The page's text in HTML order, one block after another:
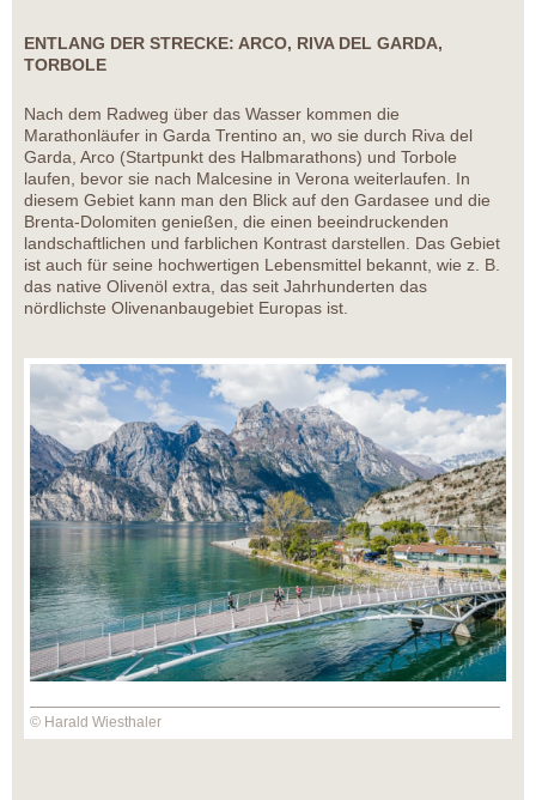
ENTLANG DER STRECKE: ARCO, RIVA DEL GARDA,
TORBOLE
Nach dem Radweg über das Wasser kommen die
Marathonläufer in Garda Trentino an, wo sie durch Riva del
Garda, Arco (Startpunkt des Halbmarathons) und Torbole
laufen, bevor sie nach Malcesine in Verona weiterlaufen. In
diesem Gebiet kann man den Blick auf den Gardasee und die
Brenta-Dolomiten genießen, die einen beeindruckenden
landschaftlichen und farblichen Kontrast darstellen. Das Gebiet
ist auch für seine hochwertigen Lebensmittel bekannt, wie z. B.
das native Olivenöl extra, das seit Jahrhunderten das
nördlichste Olivenanbaugebiet Europas ist.
© Harald Wiesthaler